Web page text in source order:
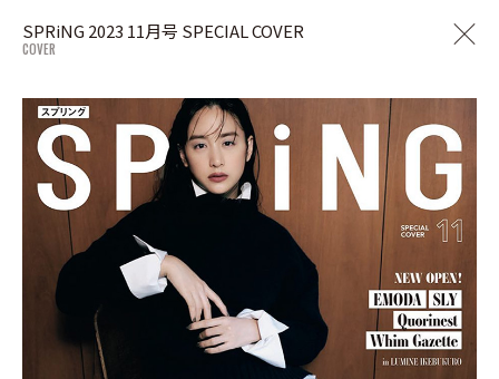
SPRiNG 2023 11月号 SPECIAL COVER
COVER